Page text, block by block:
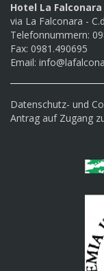
Hotel La
via La Falconara -
Telefonnummern:
Fax: 0981.490695
Email:
Datenschutz- und
Antrag auf Zugang